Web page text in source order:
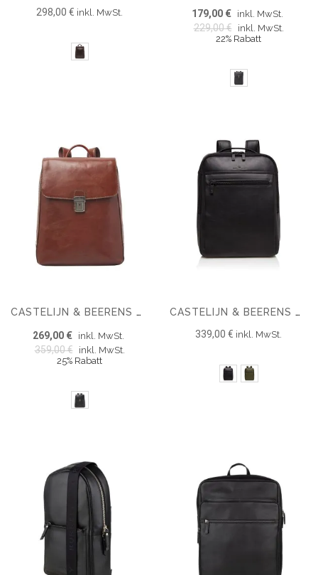
298,00 € inkl. MwSt. 179,00 € inkl. MwSt.
229,00 €
inkl. MwSt.
22% Rabatt
CASTELIJN & BEERENS GAUCHO GUUS LAPTOP RUCKSACK 15.6''
269,00 € inkl. MwSt.
359,00 €
inkl. MwSt.
25% Rabatt
CASTELIJN & BEERENS NAPPA X VICTOR RUCKSACK 15.6''
339,00 € inkl. MwSt.